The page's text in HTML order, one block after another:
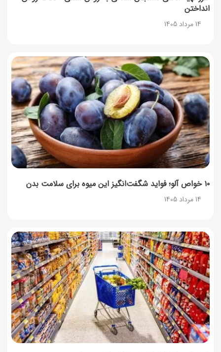
انداختن
14 مرداد 1405
۱۰ خواص آلو؛ فواید شگفت‌انگیز این میوه برای سلامت بدن
14 مرداد 1405